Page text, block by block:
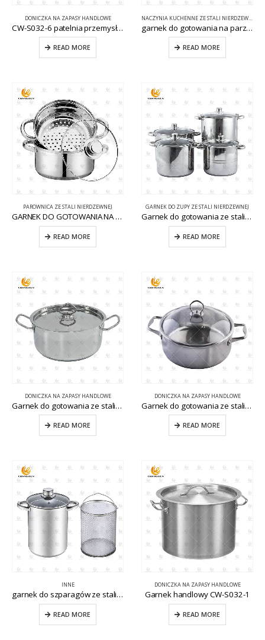
DONICZKA NA ZAPASY HANDLOWE
CW-S032-6 patelnia przemysłowa ze stali nierdzewnej
READ MORE
NACZYNIA KUCHENNE ZE STALI NIERDZEWNEJ
garnek do gotowania na parze z koszem CW-S103-2
READ MORE
PAROWNICA ZE STALI NIERDZEWNEJ
GARNEK DO GOTOWANIA NA PARZE ZE STALI NIERDZEWNEJ 3PC CW-S104-1
READ MORE
GARNEK DO ZUPY ZE STALI NIERDZEWNEJ
Garnek do gotowania ze stali nierdzewnej 8 sztuk CW-B032
READ MORE
DONICZKA NA ZAPASY HANDLOWE
Garnek do gotowania ze stali nierdzewnej CW-S032-14
READ MORE
DONICZKA NA ZAPASY HANDLOWE
Garnek do gotowania ze stali nierdzewnej Garnek do kuchni komercyjnej CW-S032-11
READ MORE
INNE
garnek do szparagów ze stali nierdzewnej CW-S026
READ MORE
DONICZKA NA ZAPASY HANDLOWE
Garnek handlowy CW-S032-1
READ MORE